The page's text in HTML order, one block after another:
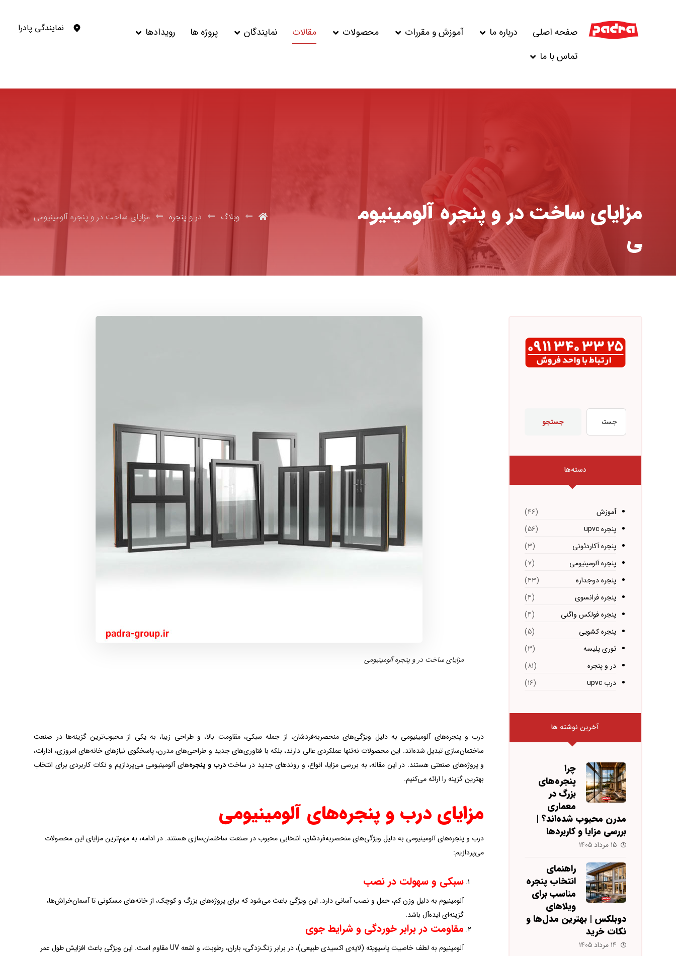
صفحه اصلی درباره ما آموزش و مقررات محصولات مقالات نمایندگان پروژه ها
رویدادها
تماس با ما
نمایندگی پادرا
مزایای ساخت در و پنجره آلومینیوم
ی
وبلاگ در و پنجره مزایای ساخت در و پنجره آلومینیومی
مزایای ساخت در و پنجره آلومینیومی
درب و پنجره‌های آلومینیومی به دلیل ویژگی‌های منحصربه‌فردشان، از جمله سبکی، مقاومت بالا، و طراحی زیبا، به یکی از محبوب‌ترین گزینه‌ها در صنعت
ساختمان‌سازی تبدیل شده‌اند. این محصولات نه‌تنها عملکردی عالی دارند، بلکه با فناوری‌های جدید و طراحی‌های مدرن، پاسخگوی نیازهای خانه‌های امروزی، ادارات،
و پروژه‌های صنعتی هستند. در این مقاله، به بررسی مزایا، انواع، و روندهای جدید در ساختدرب و پنجره‌های آلومینیومی می‌پردازیم و نکات کاربردی برای انتخاب
بهترین گزینه را ارائه می‌کنیم.
مزایای درب و پنجره‌های آلومینیومی
درب و پنجره‌های آلومینیومی به دلیل ویژگی‌های منحصربه‌فردشان، انتخابی محبوب در صنعت ساختمان‌سازی هستند. در ادامه، به مهم‌ترین مزایای این محصولات
می‌پردازیم:
سبکی و سهولت در نصب
آلومینیوم به دلیل وزن کم، حمل و نصب آسانی دارد. این ویژگی باعث می‌شود که برای پروژه‌های بزرگ و کوچک، از خانه‌های مسکونی تا آسمان‌خراش‌ها،
گزینه‌ای ایده‌آل باشد.
مقاومت در برابر خوردگی و شرایط جوی
آلومینیوم به لطف خاصیت پاسیویته (لایه‌ی اکسیدی طبیعی)، در برابر زنگ‌زدگی، باران، رطوبت، و اشعه UV مقاوم است. این ویژگی باعث افزایش طول عمر
جستجو
دسته‌ها
آموزش (۴۶)
پنجره upvc
(۵۶)
پنجره آکاردئونی
(۳)
پنجره آلومینیومی
(۷)
پنجره دوجداره
(۴۳)
پنجره فرانسوی
(۴)
پنجره فولکس واگنی
(۴)
پنجره کشویی
(۵)
توری پلیسه
(۳)
در و پنجره
(۸۱)
درب upvc
(۱۶)
آخرین نوشته ها
چرا
پنجره‌های
بزرگ در
معماری
مدرن محبوب شده‌اند؟ |
بررسی مزایا و کاربردها
۱۵ مرداد ۱۴۰۵
راهنمای
انتخاب پنجره
مناسب برای
ویلاهای
دوبلکس | بهترین مدل‌ها و
نکات خرید
۱۴ مرداد ۱۴۰۵